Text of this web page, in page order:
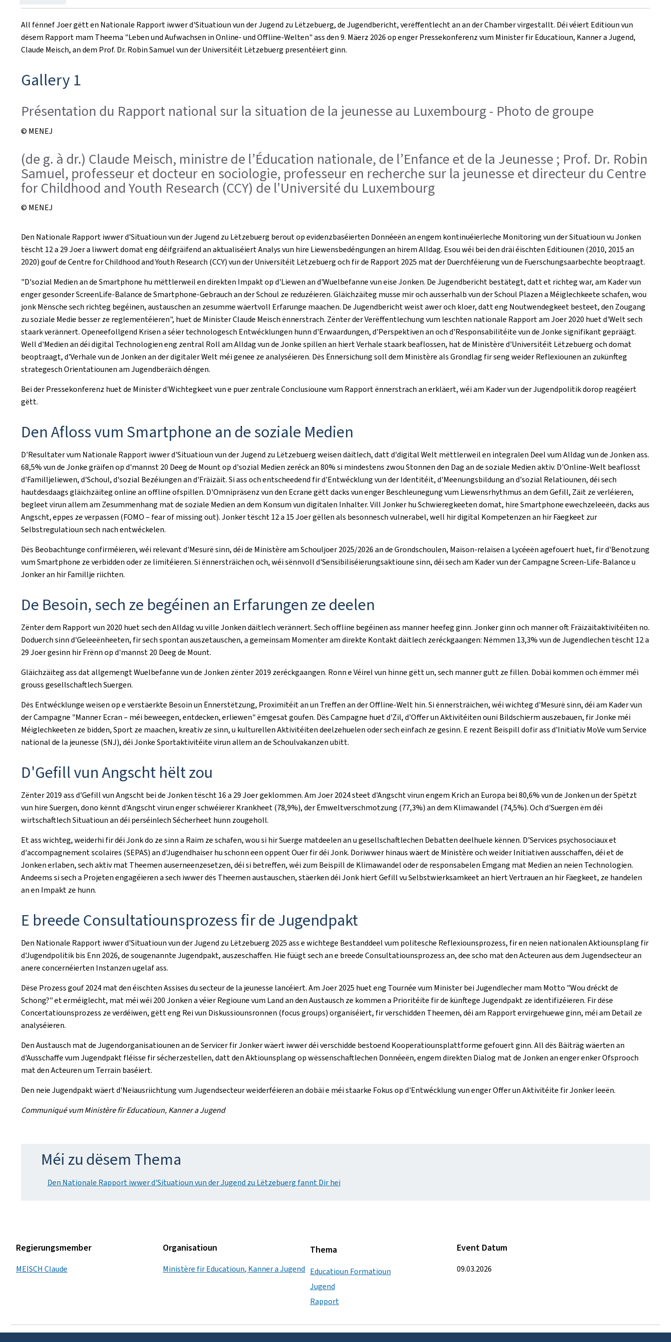
on
All fënnef Joer gëtt en Nationale Rapport iwwer d'Situatioun vun der Jugend zu Lëtzebuerg, de Jugendbericht, verëffentlecht an an der Chamber virgestallt. Déi véiert Editioun vun
dësem Rapport mam Theema "Leben und Aufwachsen in Online- und Offline-Welten" ass den 9. Mäerz 2026 op enger Pressekonferenz vum Minister fir Educatioun, Kanner a Jugend,
Claude Meisch, an dem Prof. Dr. Robin Samuel vun der Universitéit Lëtzebuerg presentéiert ginn.
Gallery 1
Présentation du Rapport national sur la situation de la jeunesse au Luxembourg - Photo de groupe
© MENEJ
(de g. à dr.) Claude Meisch, ministre de l’Éducation nationale, de l’Enfance et de la Jeunesse ; Prof. Dr. Robin
Samuel, professeur et docteur en sociologie, professeur en recherche sur la jeunesse et directeur du Centre
for Childhood and Youth Research (CCY) de l'Université du Luxembourg
© MENEJ
Den Nationale Rapport iwwer d'Situatioun vun der Jugend zu Lëtzebuerg berout op evidenzbaséierten Donnéeën an engem kontinuéierleche Monitoring vun der Situatioun vu Jonken
tëscht 12 a 29 Joer a liwwert domat eng déifgräifend an aktualiséiert Analys vun hire Liewensbedéngungen an hirem Alldag. Esou wéi bei den dräi éischten Editiounen (2010, 2015 an
2020) gouf deCentre for Childhood and Youth Research (CCY) vun der Universitéit Lëtzebuerg och fir de Rapport 2025 mat der Duerchféierung vun de Fuerschungsaarbechte beoptraagt.
"D'sozial Medien an de Smartphone hu mëttlerweil en direkten Impakt op d'Liewen an d'Wuelbefanne vun eise Jonken. De Jugendbericht bestätegt, datt et richteg war, am Kader vun
enger gesonderScreenLife-Balancede Smartphone-Gebrauch an der Schoul ze reduzéieren. Gläichzäiteg musse mir och ausserhalb vun der Schoul Plazen a Méiglechkeete schafen, wou
jonk Mënsche sech richteg begéinen, austauschen an zesumme wäertvoll Erfarunge maachen. De Jugendbericht weist awer och kloer, datt eng Noutwendegkeet besteet, den Zougang
zu soziale Medie besser ze reglementéieren", huet de Minister Claude Meisch ënnerstrach. Zënter der Verëffentlechung vum leschten nationale Rapport am Joer 2020 huet d'Welt sech
staark verännert. Openeefollgend Krisen a séier technologesch Entwécklungen hunn d'Erwaardungen, d'Perspektiven an och d'Responsabilitéite vun de Jonke signifikant gepräägt.
Well d'Medien an déi digital Technologien eng zentral Roll am Alldag vun de Jonke spillen an hiert Verhale staark beaflossen, hat de Ministère d'Universitéit Lëtzebuerg och domat
beoptraagt, d'Verhale vun de Jonken an der digitaler Welt méi genee ze analyséieren. Dës Ënnersichung soll dem Ministère als Grondlag fir seng weider Reflexiounen an zukünfteg
strategesch Orientatiounen am Jugendberäich déngen.
Bei der Pressekonferenz huet de Minister d'Wichtegkeet vun e puer zentrale Conclusioune vum Rapport ënnerstrach an erkläert, wéi am Kader vun der Jugendpolitik dorop reagéiert
gëtt.
Den Afloss vum Smartphone an de soziale Medien
D'Resultater vum Nationale Rapport iwwer d'Situatioun vun der Jugend zu Lëtzebuerg weisen däitlech, datt d'digital Welt mëttlerweil en integralen Deel vum Alldag vun de Jonken ass.
68,5% vun de Jonke gräifen op d'mannst 20 Deeg de Mount op d'sozial Medien zeréck an 80% si mindestens zwou Stonnen den Dag an de soziale Medien aktiv. D'Online-Welt beaflosst
d'Familljeliewen, d'Schoul, d'sozial Bezéiungen an d'Fräizäit. Si ass och entscheedend fir d'Entwécklung vun der Identitéit, d'Meenungsbildung an d'sozial Relatiounen, déi sech
hautdesdaags gläichzäiteg online an offline ofspillen. D'Omnipräsenz vun den Ecrane gëtt dacks vun enger Beschleunegung vum Liewensrhythmus an dem Gefill, Zäit ze verléieren,
begleet virun allem am Zesummenhang mat de soziale Medien an dem Konsum vun digitalen Inhalter. Vill Jonker hu Schwieregkeeten domat, hire Smartphone ewechzeleeën, dacks aus
Angscht, eppes ze verpassen (FOMO – fear of missing out). Jonker tëscht 12 a 15 Joer gëllen als besonnesch vulnerabel, well hir digital Kompetenzen an hir Fäegkeet zur
Selbstregulatioun sech nach entwéckelen.
Dës Beobachtunge confirméieren, wéi relevant d'Mesurë sinn, déi de Ministère am Schouljoer 2025/2026 an de Grondschoulen, Maison-relaisen a Lycéeën agefouert huet, fir d'Benotzung
vum Smartphone ze verbidden oder ze limitéieren. Si ënnersträichen och, wéi sënnvoll d'Sensibiliséierungsaktioune sinn, déi sech am Kader vun der CampagneScreen-Life-Balanceu
Jonker an hir Famillje riichten.
De Besoin, sech ze begéinen an Erfarungen ze deelen
Zënter dem Rapport vun 2020 huet sech den Alldag vu ville Jonken däitlech verännert. Sech offline begéinen ass manner heefeg ginn. Jonker ginn och manner oft Fräizäitaktivitéiten no.
Doduerch sinn d'Geleeënheeten, fir sech spontan auszetauschen, a gemeinsam Momenter am direkte Kontakt däitlech zeréckgaangen: Nëmmen 13,3% vun de Jugendlechen tëscht 12 a
29 Joer gesinn hir Frënn op d'mannst 20 Deeg de Mount.
Gläichzäiteg ass dat allgemengt Wuelbefanne vun de Jonken zënter 2019 zeréckgaangen. Ronn e Véirel vun hinne gëtt un, sech manner gutt ze fillen. Dobäi kommen och ëmmer méi
grouss gesellschaftlech Suergen.
Dës Entwécklunge weisen op e verstäerkte Besoin un Ënnerstëtzung, Proximitéit an un Treffen an der Offline-Welt hin. Si ënnersträichen, wéi wichteg d'Mesurë sinn, déi am Kader vun
der Campagne "Manner Ecran – méi beweegen, entdecken, erliewen" ëmgesat goufen. Dës Campagne huet d'Zil, d'Offer un Aktivitéiten ouni Bildschierm auszebauen, fir Jonke méi
Méiglechkeeten ze bidden, Sport ze maachen, kreativ ze sinn, u kulturellen Aktivitéiten deelzehuelen oder sech einfach ze gesinn. E rezent Beispill dofir ass d'InitiativMoVevumService
national de la jeunesse (SNJ), déi Jonke Sportaktivitéite virun allem an de Schoulvakanzen ubitt.
D'Gefill vun Angscht hëlt zou
Zënter 2019 ass d'Gefill vun Angscht bei de Jonken tëscht 16 a 29 Joer geklommen. Am Joer 2024 steet d'Angscht virun engem Krich an Europa bei 80,6% vun de Jonken un der Spëtzt
vun hire Suergen, dono kënnt d'Angscht virun enger schwéierer Krankheet (78,9%), der Ëmweltverschmotzung (77,3%) an dem Klimawandel (74,5%). Och d'Suergen ëm déi
wirtschaftlech Situatioun an déi perséinlech Sécherheet hunn zougeholl.
Et ass wichteg, weiderhi fir déi Jonk do ze sinn a Raim ze schafen, wou si hir Suerge matdeelen an u gesellschaftlechen Debatten deelhuele kënnen. D'Services psychosociaux et
d'accompagnement scolaires (SEPAS) an d'Jugendhaiser hu schonn een oppent Ouer fir déi Jonk. Doriwwer hinaus wäert de Ministère och weider Initiativen ausschaffen, déi et de
Jonken erlaben, sech aktiv mat Theemen auserneenzesetzen, déi si betreffen, wéi zum Beispill de Klimawandel oder de responsabelen Ëmgang mat Medien an neien Technologien.
Andeems si sech a Projeten engagéieren a sech iwwer dës Theemen austauschen, stäerken déi Jonk hiert Gefill vu Selbstwierksamkeet an hiert Vertrauen an hir Fäegkeet, ze handelen
an en Impakt ze hunn.
E breede Consultatiounsprozess fir de Jugendpakt
Den Nationale Rapport iwwer d'Situatioun vun der Jugend zu Lëtzebuerg 2025 ass e wichtege Bestanddeel vum politesche Reflexiounsprozess, fir en neien nationalen Aktiounsplang fir
d'Jugendpolitik bis Enn 2026, de sougenannte Jugendpakt, auszeschaffen. Hie füügt sech an e breede Consultatiounsprozess an, dee scho mat den Acteuren aus dem Jugendsecteur an
anere concernéierten Instanzen ugelaf ass.
Dëse Prozess gouf 2024 mat den éischtenAssises du secteur de la jeunesse lancéiert. Am Joer 2025 huet eng Tournée vum Minister bei Jugendlecher mam Motto "Wou dréckt de
Schong?" et erméiglecht, mat méi wéi 200 Jonken a véier Regioune vum Land an den Austausch ze kommen a Prioritéite fir de künftege Jugendpakt ze identifizéieren. Fir dëse
Concertatiounsprozess ze verdéiwen, gëtt eng Rei vun Diskussiounsronnen (focus groups) organiséiert, fir verschidden Theemen, déi am Rapport ervirgehuewe ginn, méi am Detail ze
analyséieren.
Den Austausch mat de Jugendorganisatiounen an de Servicer fir Jonker wäert iwwer déi verschidde bestoend Kooperatiounsplattforme gefouert ginn. All dës Bäiträg wäerten an
d'Ausschaffe vum Jugendpakt fléisse fir sécherzestellen, datt den Aktiounsplang op wëssenschaftlechen Donnéeën, engem direkten Dialog mat de Jonken an enger enker Ofsprooch
mat den Acteuren um Terrain baséiert.
Den neie Jugendpakt wäert d'Neiausriichtung vum Jugendsecteur weiderféieren an dobäi e méi staarke Fokus op d'Entwécklung vun enger Offer un Aktivitéite fir Jonker leeën.
Communiqué vum Ministère fir Educatioun, Kanner a Jugend
Méi zu dësem Thema
Den Nationale Rapport iwwer d'Situatioun vun der Jugend zu Lëtzebuerg fannt Dir hei
Regierungsmember
MEISCH Claude
Organisatioun
Ministère fir Educatioun, Kanner a Jugend
Thema
Educatioun Formatioun
Jugend
Rapport
Event Datum
09.03.2026